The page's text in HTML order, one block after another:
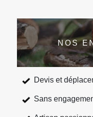
NOS
Devis et
Sans